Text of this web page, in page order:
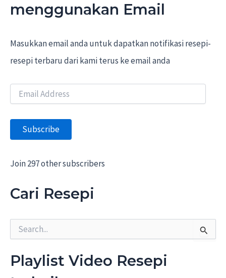
menggunakan Email
Masukkan email anda untuk dapatkan notifikasi resepi-
resepi terbaru dari kami terus ke email anda
i
A
d
r
s
s
Subscribe
Join 297 other subscribers
Cari Resepi
r
cPlaylist Video Resepi